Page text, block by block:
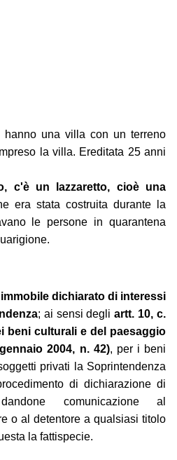
una villa con un terreno
la villa. Ereditata 25 anni
c'è un lazzaretto, cioè una
era stata costruita durante la
le persone in quarantena
dichiarato di interessi
; ai sensi degliartt. 10, c.
beni culturali e del paesaggio
2004, n. 42), per i beni
privati la Soprintendenza
di dichiarazione di
comunicazione al
o al detentore a qualsiasi titolo
la fattispecie.